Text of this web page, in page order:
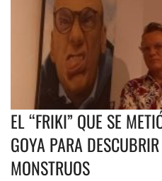
EL “FRIKI” QUE SE
GOYA PARA
MONSTRUOS